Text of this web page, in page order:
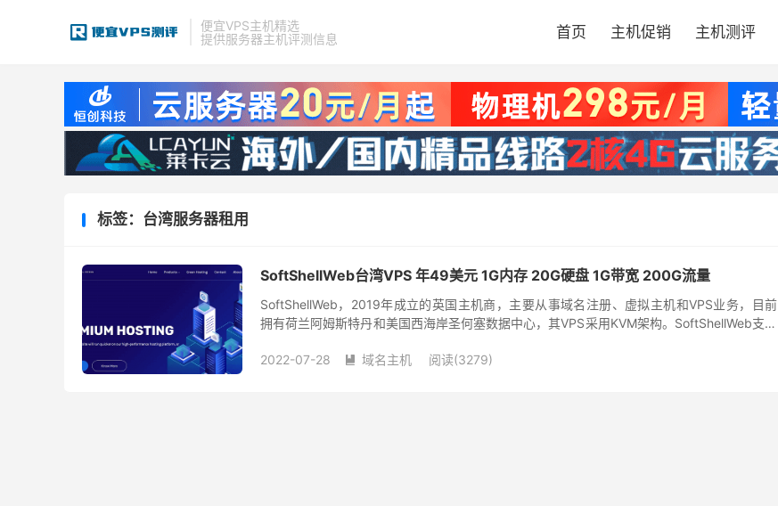
便宜VPS主机精选
提供服务器主机评测信息
首页 主机促销 主机测评
标签：台湾服务器租用
SoftShellWeb台湾VPS 年49美元 1G内存 20G硬盘 1G带宽 200G流量
SoftShellWeb，2019年成立的英国主机商，主要从事域名注册、虚拟主机和VPS业务，目前
拥有荷兰阿姆斯特丹和美国西海岸圣何塞数据中心，其VPS采用KVM架构。SoftShellWeb支持
2022-07-28
 域名主机 阅读(3279)